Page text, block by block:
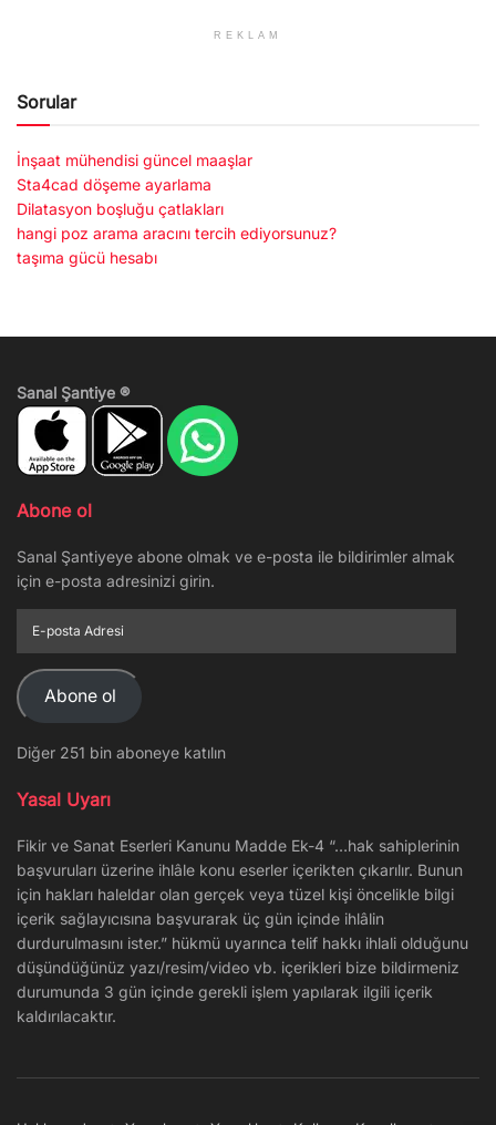
REKLAM
Sorular
İnşaat mühendisi güncel maaşlar
Sta4cad döşeme ayarlama
Dilatasyon boşluğu çatlakları
hangi poz arama aracını tercih ediyorsunuz?
taşıma gücü hesabı
Sanal Şantiye ®
Abone ol
Sanal Şantiyeye abone olmak ve e-posta ile bildirimler almak
için e-posta adresinizi girin.
posta
Adresi
Abone ol
Diğer 251 bin aboneye katılın
Yasal Uyarı
Fikir ve Sanat Eserleri Kanunu Madde Ek-4 “…hak sahiplerinin
başvuruları üzerine ihlâle konu eserler içerikten çıkarılır. Bunun
için hakları haleldar olan gerçek veya tüzel kişi öncelikle bilgi
içerik sağlayıcısına başvurarak üç gün içinde ihlâlin
durdurulmasını ister.” hükmü uyarınca telif hakkı ihlali olduğunu
düşündüğünüz yazı/resim/video vb. içerikleri bize bildirmeniz
durumunda 3 gün içinde gerekli işlem yapılarak ilgili içerik
kaldırılacaktır.